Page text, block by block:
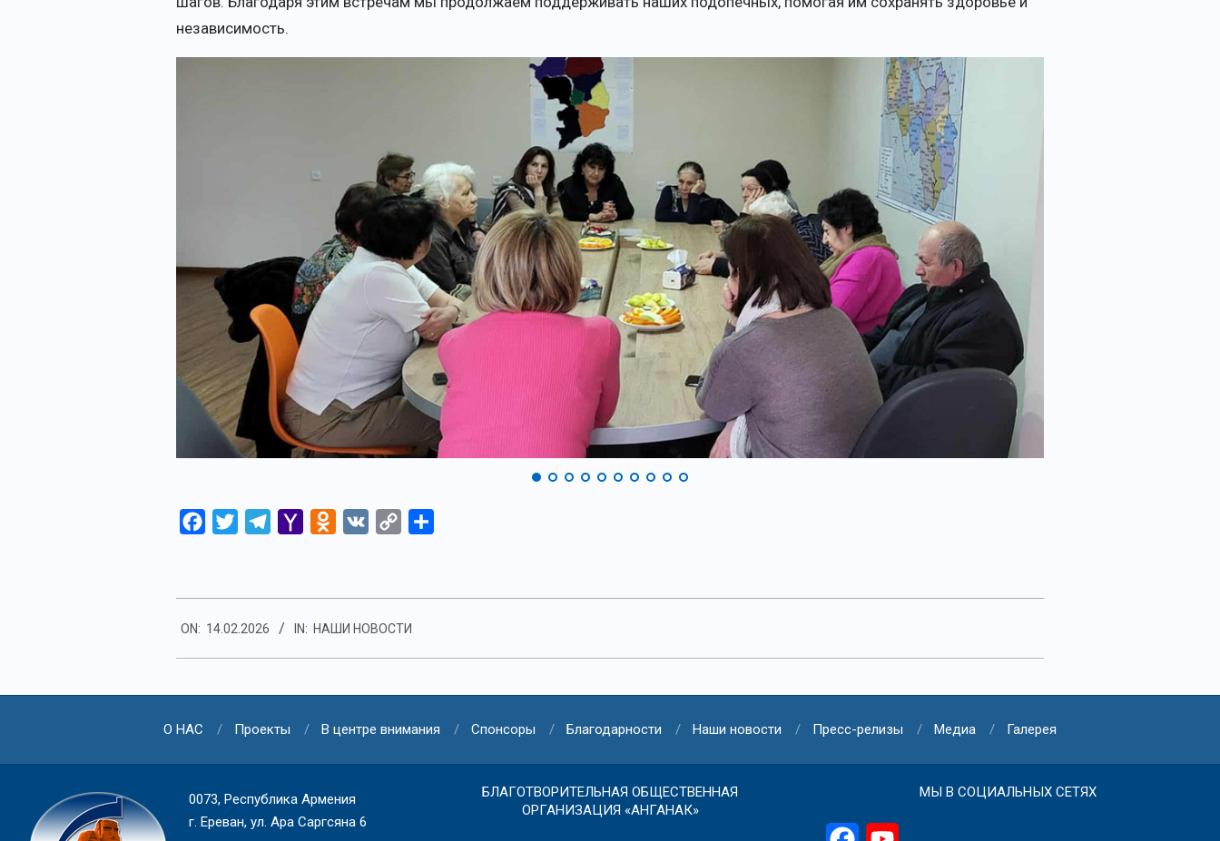
независимость.
Facebook
Twitter Telegram
Yahoo
Odnoklassniki
VK
Copy
02-
14
ON: 14.02.2026 IN: НАШИ НОВОСТИ
О НАС Проекты В центре внимания Спонсоры Благодарности Наши новости Пресс-релизы Медиа Галерея
0073, Республика Армения
г. Ереван, ул. Ара Саргсяна 6
БЛАГОТВОРИТЕЛЬНАЯ ОБЩЕСТВЕННАЯ
ОРГАНИЗАЦИЯ «АНГАНАК»
МЫ В СОЦИАЛЬНЫХ СЕТЯХ